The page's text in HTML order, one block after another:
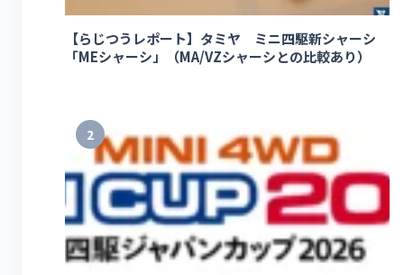
【らじつうレポート】タミヤ ミニ四駆新シャーシ
「MEシャーシ」（MA/VZシャーシとの比較あり）
2